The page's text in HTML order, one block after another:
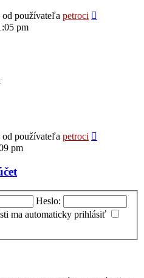
od používateľa petroci
pm
od používateľa petroci
pm
Heslo:
ma automaticky prihlásiť